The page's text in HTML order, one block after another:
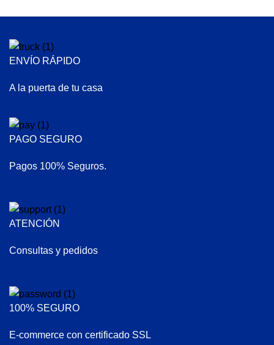
ENVÍO RÁPIDO
A la puerta de tu casa
PAGO SEGURO
Pagos 100% Seguros.
ATENCIÓN
Consultas y pedidos
100% SEGURO
E-commerce con certificado SSL